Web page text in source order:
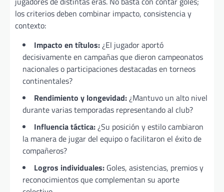
los criterios deben combinar impacto, consistencia y
contexto:
Impacto en títulos:¿El jugador aportó
decisivamente en campañas que dieron campeonatos
nacionales o participaciones destacadas en torneos
continentales?
Rendimiento y longevidad:¿Mantuvo un alto nivel
durante varias temporadas representando al club?
Influencia táctica:¿Su posición y estilo cambiaron
la manera de jugar del equipo o facilitaron el éxito de
compañeros?
Logros individuales: Goles, asistencias, premios y
reconocimientos que complementan su aporte